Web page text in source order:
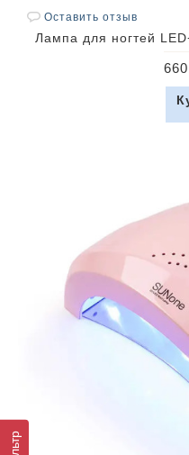
Оставить отзыв
Лампа для ногтей